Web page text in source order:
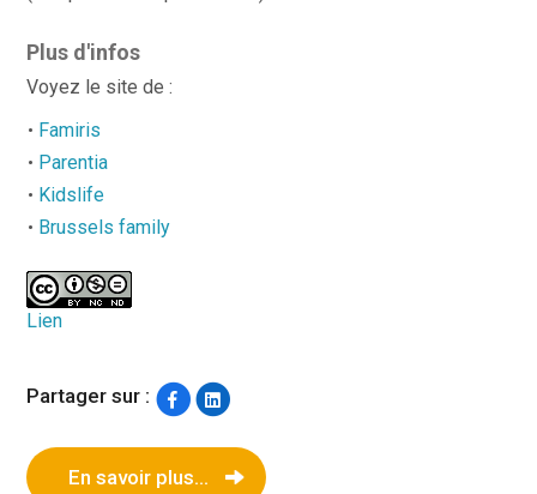
​​​​​Plus d'infos
Voyez le site de :
Famiris
Parentia
Kidslife
Brussels family
Lien
Partager sur :
En savoir plus...